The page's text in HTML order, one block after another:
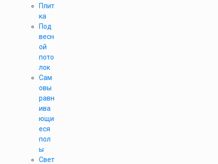
Плит
ка
Под
весн
ой
пото
лок
Сам
овы
равн
ива
ющи
еся
пол
ы
Свет